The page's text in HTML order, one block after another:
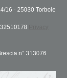
16 - 25030 Torbole
n° 313076